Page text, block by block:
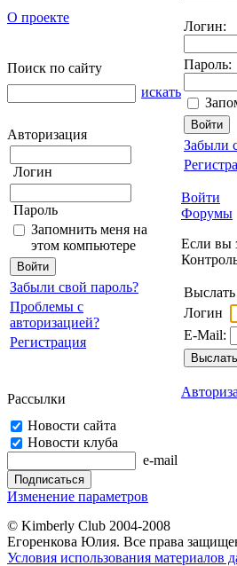
О проекте
Поиск по сайту
искать
Авторизация
Логин
Пароль
Запомнить меня на
этом компьютере
Забыли свой пароль?
Проблемы с
авторизацией?
Регистрация
Рассылки
Новости сайта
Новости клуба
e-mail
Изменение параметров
Логин:
Пароль:
Забыли
Войти
Форумы
Если вы
Логин
E-Mail:
© Kimberly Club 2004-2008
Егоренкова Юлия. Все права
Условия использования материалов